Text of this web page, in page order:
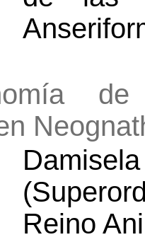
Reino